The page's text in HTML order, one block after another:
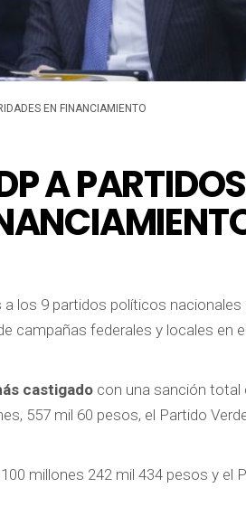
EN FINANCIAMIENTO
A
los 9 partidos políticos nacionales
campañas federales y locales en
castigado con una sanción total
557 mil 60 pesos, el Partido
millones 242 mil 434 pesos y el